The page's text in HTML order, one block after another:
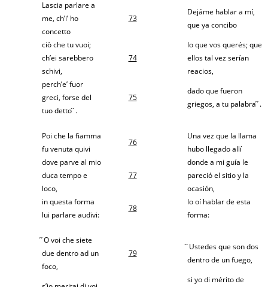
Lascia parlare a
me, ch’i’ ho
concetto
73
Dejáme hablar a mí,
que ya concibo
ciò che tu vuoi;
ch’ei sarebbero
schivi,
74
lo que vos querés; que
ellos tal vez serían
reacios,
perch’e’ fuor
greci, forse del
tuo detto ́ ́.
75
dado que fueron
griegos, a tu palabra ́ ́.
Poi che la fiamma
fu venuta quivi
76
Una vez que la llama
hubo llegado allí
dove parve al mio
duca tempo e
loco,
77
donde a mi guía le
pareció el sitio y la
ocasión,
in questa forma
lui parlare audivi:
78
lo oí hablar de esta
forma:
́ ́O voi che siete
due dentro ad un
foco,
79
́ ́Ustedes que son dos
dentro de un fuego,
si yo di mérito de